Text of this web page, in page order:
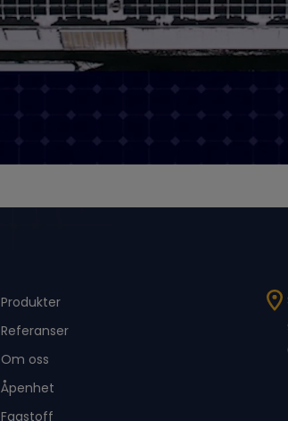
Produkter
Referanser
Om oss
Åpenhet
Fagstoff